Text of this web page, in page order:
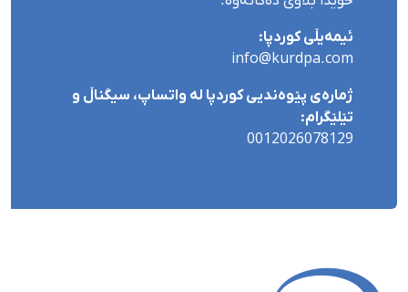
ئیمەیڵی کوردپا:
info@kurdpa.com
ژمارەی پێوەندیی کوردپا لە واتساپ، سیگناڵ و
تێلێگرام:
0012026078129